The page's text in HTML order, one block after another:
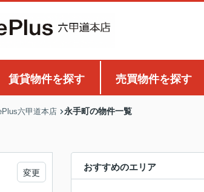
賃貸物件を探す 売買物件を探す
六甲道本店 永手町の物件一覧
おすすめのエリア
変更